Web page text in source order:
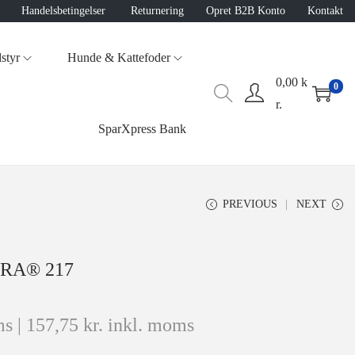
Handelsbetingelser Returnering Opret B2B Konto Kontakt
Hunde & Kattefoder
SparXpress Bank
0,00 k
r.
0
PREVIOUS NEXT
217
| 157,75 kr. inkl. moms